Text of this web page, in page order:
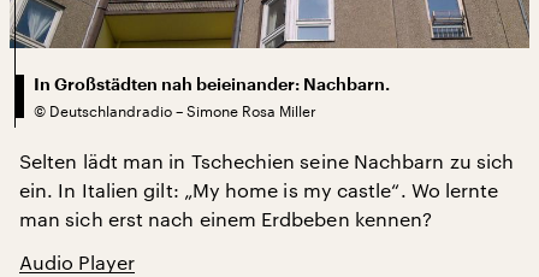
In Großstädten nah beieinander: Nachbarn.
© Deutschlandradio – Simone Rosa Miller
Selten lädt man in Tschechien seine Nachbarn zu sich
ein. In Italien gilt: „My home is my castle“. Wo lernte
man sich erst nach einem Erdbeben kennen?
Audio Player